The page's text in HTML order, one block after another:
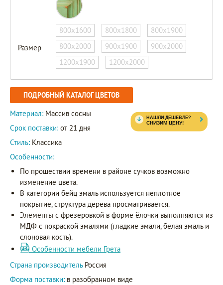
Размер
800х1600 800х1800
800х1900
800х2000
900х1900
900х2000
1200х1900
1200х2000
ПОДРОБНЫЙ КАТАЛОГ ЦВЕТОВ
Материал: Массив сосны
Срок поставки: от 21 дня
Стиль: Классика
Особенности:
По прошествии времени в районе сучков возможно
изменение цвета.
В категории бейц эмаль используется неплотное
покрытие, структура дерева просматривается.
Элементы с фрезеровкой в форме ёлочки выполняются из
МДФ с покраской эмалями (гладкие эмали, белая эмаль и
слоновая кость).
Особенности мебели Грета
Страна производитель Россия
Форма поставки: в разобранном виде